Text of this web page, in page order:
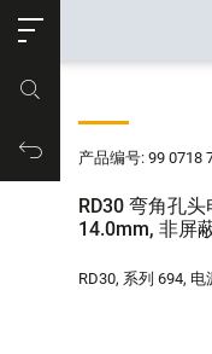
购物车产品编号: 99 0718
RD30 弯角孔
14.0mm, 非屏
RD30, 系列 694, 电